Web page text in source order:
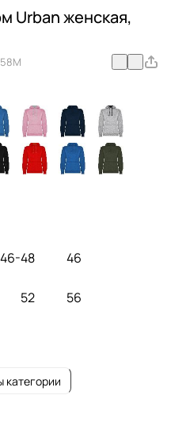
Urban женская,
46-48 46
52 56
категории